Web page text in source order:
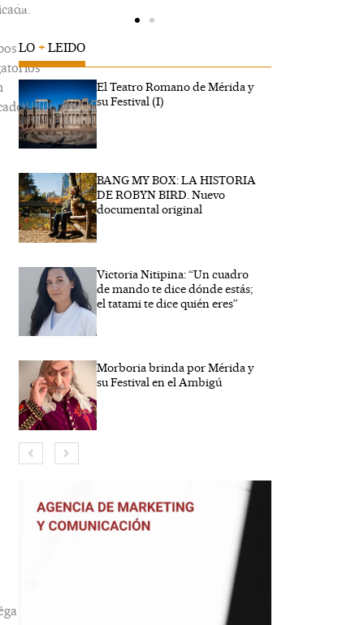
LO +LEIDO
El Teatro Romano de Mérida y
su Festival (I)
BANG MY BOX: LA HISTORIA
DE ROBYN BIRD. Nuevo
documental original
Victoria Nitipina: “Un cuadro
de mando te dice dónde estás;
el tatami te dice quién eres”
Morboria brinda por Mérida y
su Festival en el Ambigú